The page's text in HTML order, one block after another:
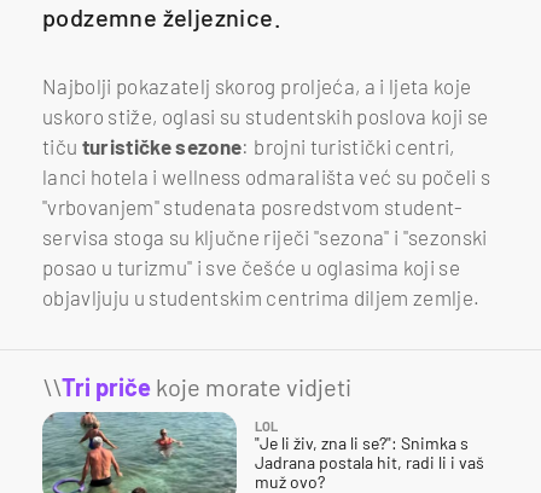
podzemne željeznice.
Najbolji pokazatelj skorog proljeća, a i ljeta koje
uskoro stiže, oglasi su studentskih poslova koji se
tiču turističke sezone: brojni turistički centri,
lanci hotela i wellness odmarališta već su počeli s
"vrbovanjem" studenata posredstvom student-
servisa stoga su ključne riječi "sezona" i "sezonski
posao u turizmu" i sve češće u oglasima koji se
objavljuju u studentskim centrima diljem zemlje.
\\Tri priče koje morate vidjeti
LOL
"Je li živ, zna li se?": Snimka s
Jadrana postala hit, radi li i vaš
muž ovo?